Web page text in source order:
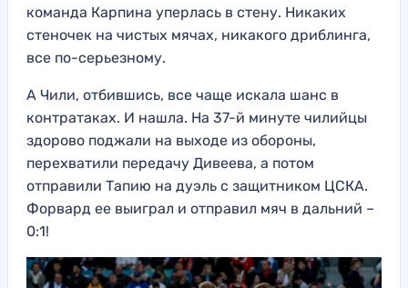
команда Карпина уперлась в стену. Никаких
стеночек на чистых мячах, никакого дриблинга,
все по-серьезному.
А Чили, отбившись, все чаще искала шанс в
контратаках. И нашла. На 37-й минуте чилийцы
здорово поджали на выходе из обороны,
перехватили передачу Дивеева, а потом
отправили Тапию на дуэль с защитником ЦСКА.
Форвард ее выиграл и отправил мяч в дальний –
0:1!